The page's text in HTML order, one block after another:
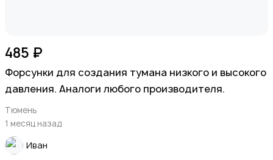
485 ₽
Форсунки для создания тумана низкого и высокого
давления. Аналоги любого производителя.
Тюмень
1 месяц назад
Иван